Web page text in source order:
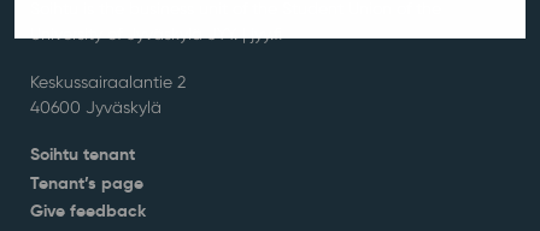
University of Jyväskylä JYY. | jyy.fi
Keskussairaalantie 2
40600 Jyväskylä
Soihtu tenant
Tenant’s page
Give feedback